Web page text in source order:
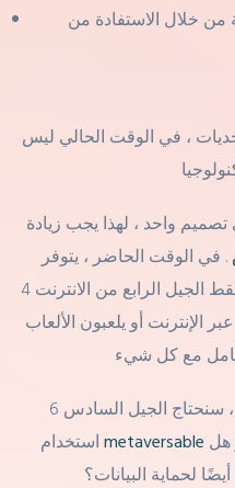
من خلال الاستفادة من
، في الوقت الحالي ليس
تصميم واحد ، لهذا يجب زيادة
. في الوقت الحاضر ، يتوفر
فقط الجيل الرابع من الانترنت 4G في شكل شبكة سريعة ، عندما
الإنترنت أو يلعبون الألعاب
، سنحتاج الجيل السادس 6G ، سيؤدي
metaversable هل
لحماية البيانات؟